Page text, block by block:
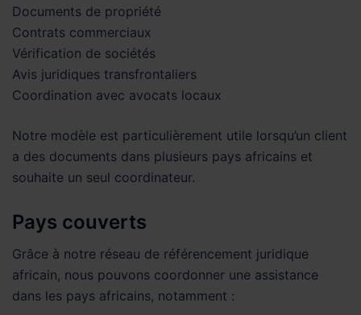
Documents de propriété
Contrats commerciaux
Vérification de sociétés
Avis juridiques transfrontaliers
Coordination avec avocats locaux
Notre modèle est particulièrement utile lorsqu’un client
a des documents dans plusieurs pays africains et
souhaite un seul coordinateur.
Pays couverts
Grâce à notre réseau de référencement juridique
africain, nous pouvons coordonner une assistance
dans les pays africains, notamment :